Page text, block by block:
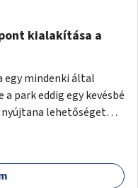
kialakítása a
egy mindenki által
park eddig egy kevésbé
nyújtana lehetőséget
számára is.